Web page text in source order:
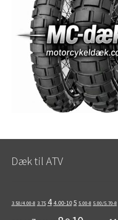
Dæk til ATV
3.50/4.00-8 3.75 4 4.00-10 5 5.00-8 5.00/5.70-8